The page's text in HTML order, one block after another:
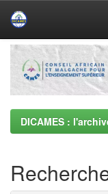
Skip
navigation
DICAMES :